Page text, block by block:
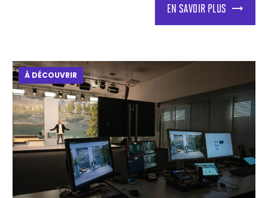
EN SAVOIR PLUS
À DÉCOUVRIR